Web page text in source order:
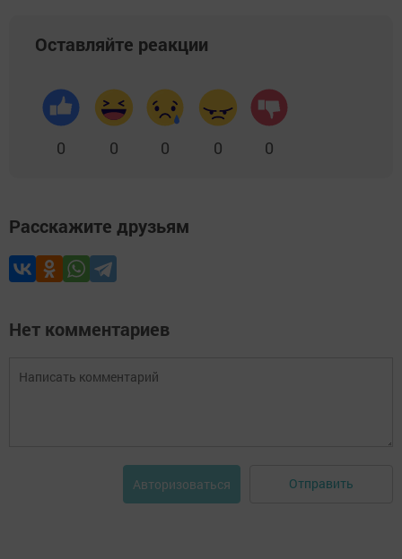
Оставляйте реакции
0 0 0 0 0
Расскажите друзьям
Нет комментариев
Авторизоваться Отправить